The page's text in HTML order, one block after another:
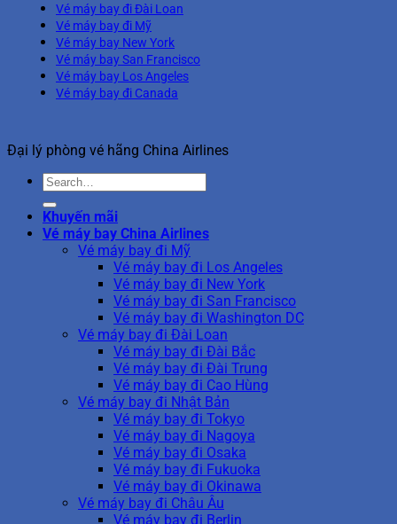
Vé máy bay đi Đài Loan
Vé máy bay đi Mỹ
Vé máy bay New York
Vé máy bay San Francisco
Vé máy bay Los Angeles
Vé máy bay đi Canada
Đại lý phòng vé hãng China Airlines
Khuyến mãi
Vé máy bay China Airlines
Vé máy bay đi Mỹ
Vé máy bay đi Los Angeles
Vé máy bay đi New York
Vé máy bay đi San Francisco
Vé máy bay đi Washington DC
Vé máy bay đi Đài Loan
Vé máy bay đi Đài Bắc
Vé máy bay đi Đài Trung
Vé máy bay đi Cao Hùng
Vé máy bay đi Nhật Bản
Vé máy bay đi Tokyo
Vé máy bay đi Nagoya
Vé máy bay đi Osaka
Vé máy bay đi Fukuoka
Vé máy bay đi Okinawa
Vé máy bay đi Châu Âu
Vé máy bay đi Berlin